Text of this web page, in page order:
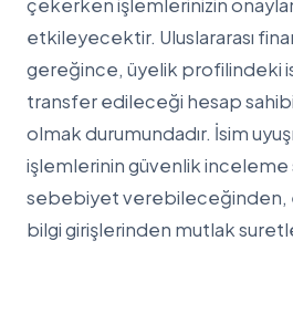
çekerken işlemlerinizin
etkileyecektir. Uluslararası
gereğince, üyelik profilindeki
transfer edileceği hesap
olmak durumundadır. İsim
işlemlerinin güvenlik inceleme
sebebiyet verebileceğinden,
bilgi girişlerinden mutlak suretle